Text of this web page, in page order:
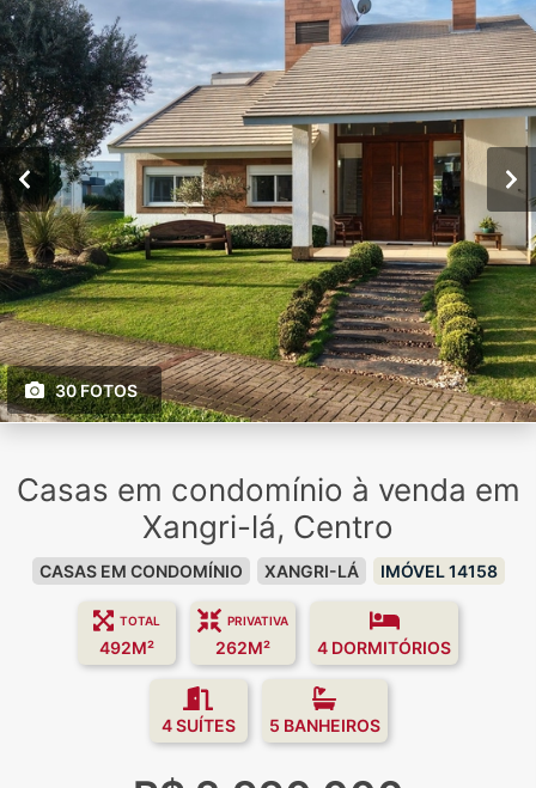
30 FOTOS
Casas em condomínio à venda em
Xangri-lá, Centro
CASAS EM CONDOMÍNIO XANGRI-LÁ IMÓVEL 14158
TOTAL
492M²
PRIVATIVA
262M² 4 DORMITÓRIOS
4 SUÍTES 5 BANHEIROS